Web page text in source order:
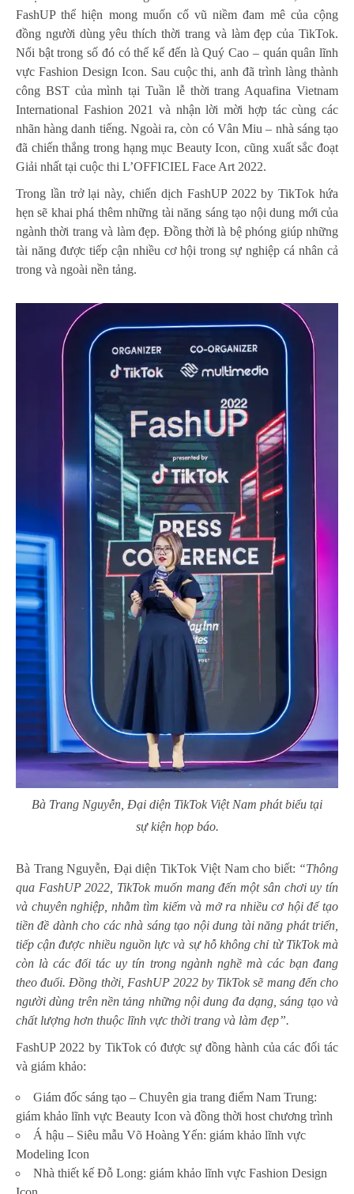
FashUP thể hiện mong muốn cổ vũ niềm đam mê của cộng
đồng người dùng yêu thích thời trang và làm đẹp của TikTok.
Nổi bật trong số đó có thể kể đến là Quý Cao – quán quân lĩnh
vực Fashion Design Icon. Sau cuộc thi, anh đã trình làng thành
công BST của mình tại Tuần lễ thời trang Aquafina Vietnam
International Fashion 2021 và nhận lời mời hợp tác cùng các
nhãn hàng danh tiếng. Ngoài ra, còn có Vân Miu – nhà sáng tạo
đã chiến thắng trong hạng mục Beauty Icon, cũng xuất sắc đoạt
Giải nhất tại cuộc thi L’OFFICIEL Face Art 2022.
Trong lần trở lại này, chiến dịch FashUP 2022 by TikTok hứa
hẹn sẽ khai phá thêm những tài năng sáng tạo nội dung mới của
ngành thời trang và làm đẹp. Đồng thời là bệ phóng giúp những
tài năng được tiếp cận nhiều cơ hội trong sự nghiệp cá nhân cả
trong và ngoài nền tảng.
Bà Trang Nguyễn, Đại diện TikTok Việt Nam phát biểu tại
sự kiện họp báo.
Bà Trang Nguyễn, Đại diện TikTok Việt Nam cho biết: “Thông
qua FashUP 2022, TikTok muốn mang đến một sân chơi uy tín
và chuyên nghiệp, nhằm tìm kiếm và mở ra nhiều cơ hội để tạo
tiền đề dành cho các nhà sáng tạo nội dung tài năng phát triển,
tiếp cận được nhiều nguồn lực và sự hỗ không chỉ từ TikTok mà
còn là các đối tác uy tín trong ngành nghề mà các bạn đang
theo đuổi. Đồng thời, FashUP 2022 by TikTok sẽ mang đến cho
người dùng trên nền tảng những nội dung đa dạng, sáng tạo và
chất lượng hơn thuộc lĩnh vực thời trang và làm đẹp”.
FashUP 2022 by TikTok có được sự đồng hành của các đối tác
và giám khảo:
Giám đốc sáng tạo – Chuyên gia trang điểm Nam Trung:
giám khảo lĩnh vực Beauty Icon và đồng thời host chương trình
Á hậu – Siêu mẫu Võ Hoàng Yến: giám khảo lĩnh vực
Modeling Icon
Nhà thiết kế Đỗ Long: giám khảo lĩnh vực Fashion Design